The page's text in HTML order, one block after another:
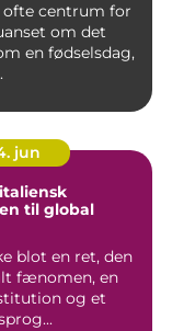
ofte centrum for
om det
en fødselsdag,
jun
til global
blot en ret, den
fænomen, en
og et